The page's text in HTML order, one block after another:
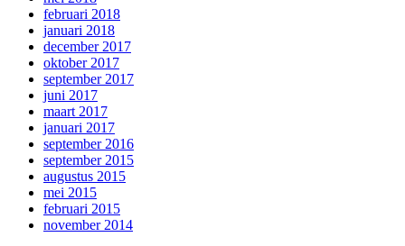
februari 2018
januari 2018
december 2017
oktober 2017
september 2017
juni 2017
maart 2017
januari 2017
september 2016
september 2015
augustus 2015
mei 2015
februari 2015
november 2014